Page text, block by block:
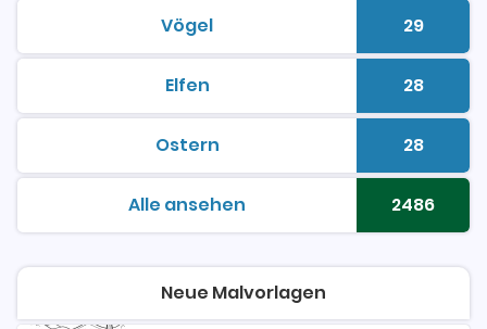
Vögelmalvorlagen zum ausdruckenAnzahl
29
Elfenmalvorlagen zum ausdruckenAnzahl
28
Osternmalvorlagen zum ausdruckenAnzahl
28
Alle ansehenmalvorlagen zum ausdruckenAnzahl
2486
Neue Malvorlagen